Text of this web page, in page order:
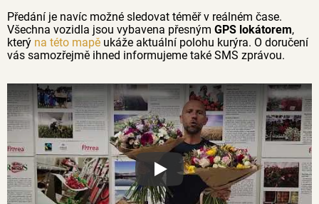
Předání je navíc možné sledovat téměř v reálném čase.
Všechna vozidla jsou vybavena přesným GPS lokátorem,
který na této mapě ukáže aktuální polohu kurýra. O doručení
vás samozřejmě ihned informujeme také SMS zprávou.
Proč jsou květiny z Florea tak